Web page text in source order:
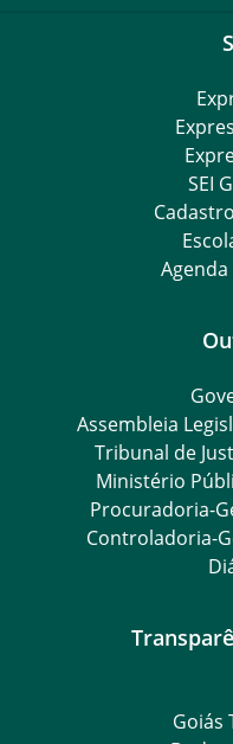
SEI
Assembleia
Tribunal de
Ministério
Procuradoria-
Controladoria-
Goiás